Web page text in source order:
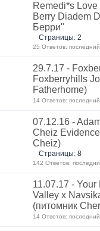
Remedi*s
Berry Diadem
Берри"
Страницы: 2
25 Ответов:
29.7.17 -
Foxberryhills
Fatherhome)
14 Ответов:
07.12.16 -
Cheiz
Cheiz)
Страницы: 8
142 Ответов:
11.07.17 -
Valley x
(питомник
14 Ответов: